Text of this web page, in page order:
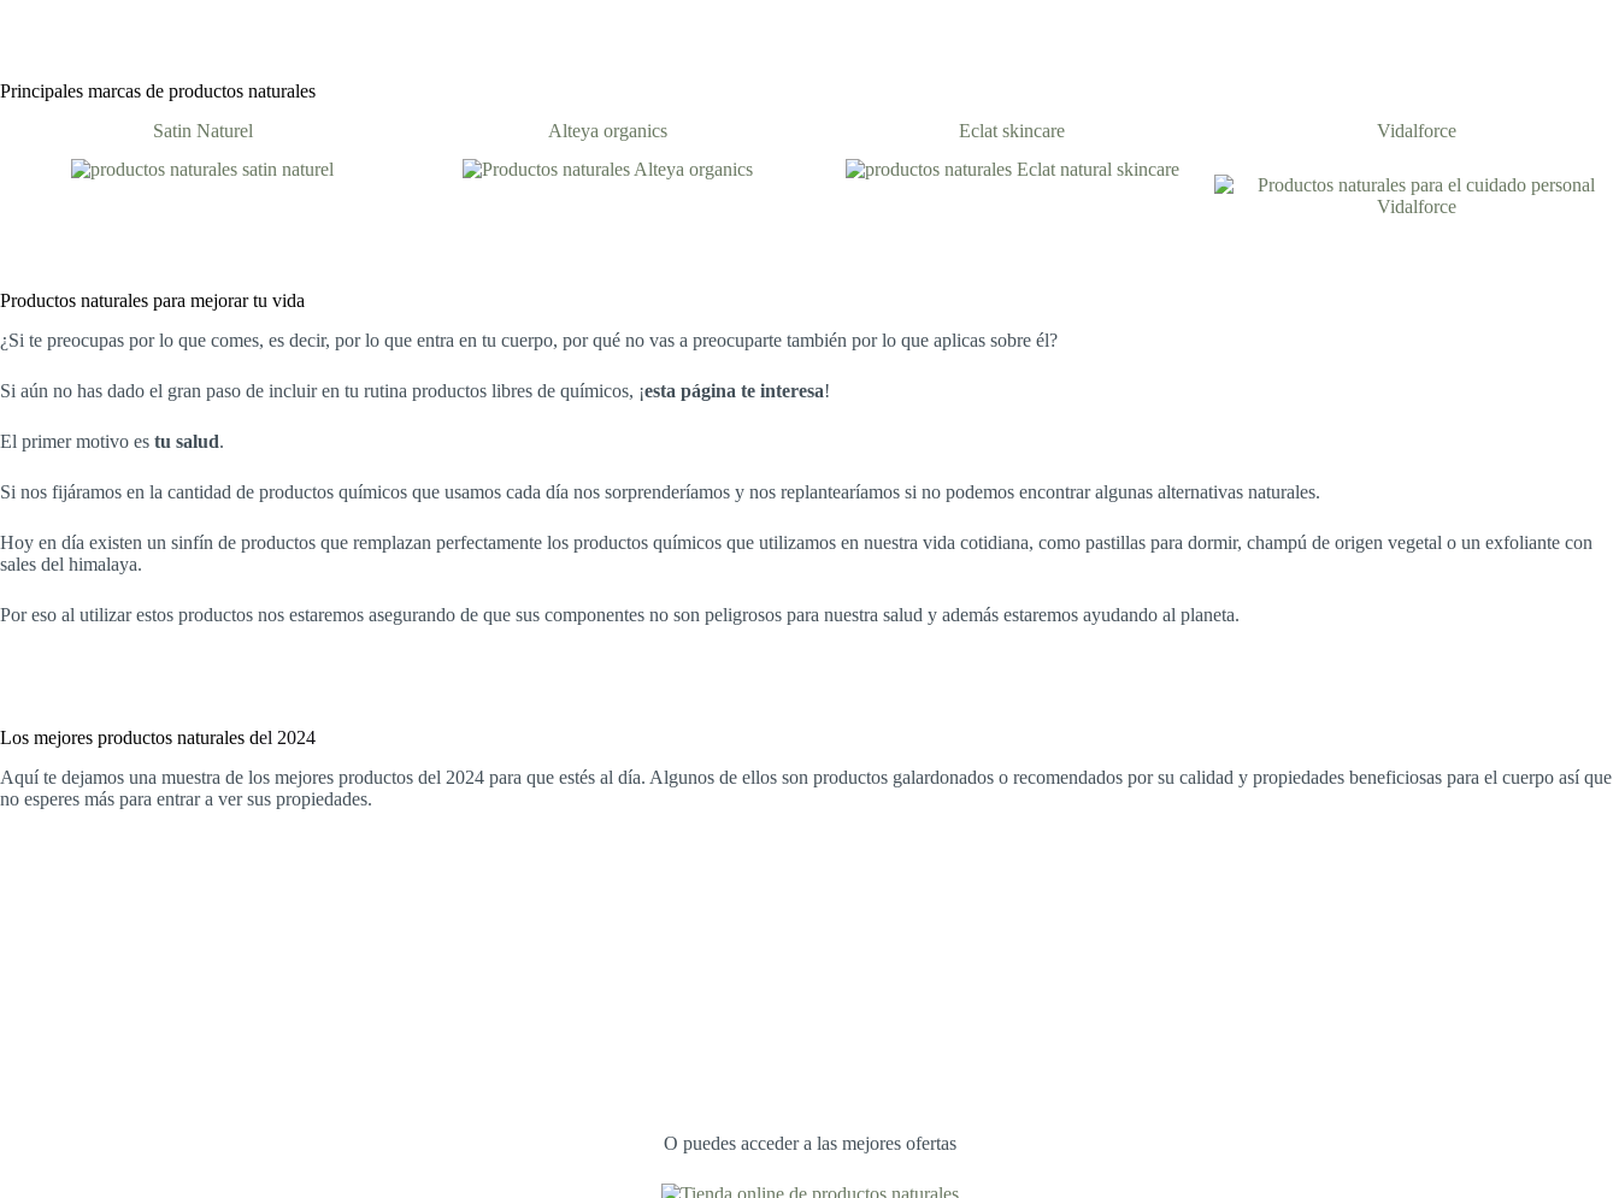
Principales marcas de productos naturales
Satin Naturel
Alteya organics Eclat skincare Vidalforce
Productos naturales para mejorar tu vida
¿Si te preocupas por lo que comes, es decir, por lo que entra en tu cuerpo, por qué no vas a preocuparte también por lo que aplicas sobre él?
Si aún no has dado el gran paso de incluir en tu rutina productos libres de químicos, ¡esta página te interesa!
El primer motivo es tu salud.
Si nos fijáramos en la cantidad de productos químicos que usamos cada día nos sorprenderíamos y nos replantearíamos si no podemos encontrar algunas alternativas naturales.
Hoy en día existen un sinfín de productos que remplazan perfectamente los productos químicos que utilizamos en nuestra vida cotidiana, como pastillas para dormir, champú de origen vegetal o un exfoliante con
sales del himalaya.
Por eso al utilizar estos productos nos estaremos asegurando de que sus componentes no son peligrosos para nuestra salud y además estaremos ayudando al planeta.
Los mejores productos naturales del 2024
Aquí te dejamos una muestra de los mejores productos del 2024 para que estés al día. Algunos de ellos son productos galardonados o recomendados por su calidad y propiedades beneficiosas para el cuerpo así que
no esperes más para entrar a ver sus propiedades.
O puedes acceder a las mejores ofertas